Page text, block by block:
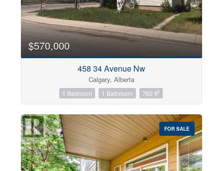
$570,000
458 34 Avenue Nw
Calgary, Alberta
1 Bedroom 1 Bathroom 760 ft2
FOR SALE